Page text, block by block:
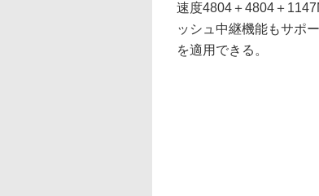
速度4804＋4804＋
ッシュ中継機能もサポ
を適用できる。